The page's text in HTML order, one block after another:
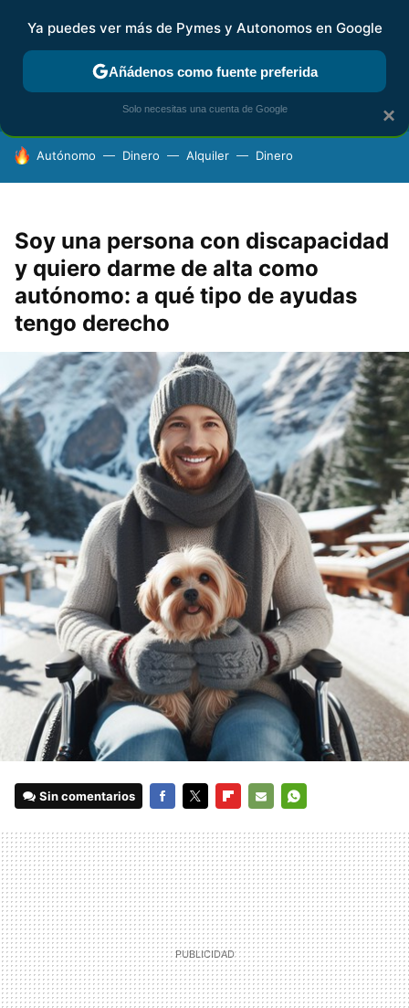
FISCALIDAD Y CONTABILIDAD KIT DIGITAL RENTA
HOY SE HABLA DE
Autónomo Dinero Alquiler Dinero
Soy una persona con discapacidad
y quiero darme de alta como
autónomo: a qué tipo de ayudas
tengo derecho
Sin comentarios
MAIL
×
Ya puedes ver más de Pymes y Autonomos en Google
Añádenos como fuente preferida
Solo necesitas una cuenta de Google